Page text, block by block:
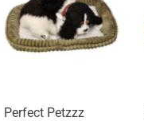
Perfect Petzzz